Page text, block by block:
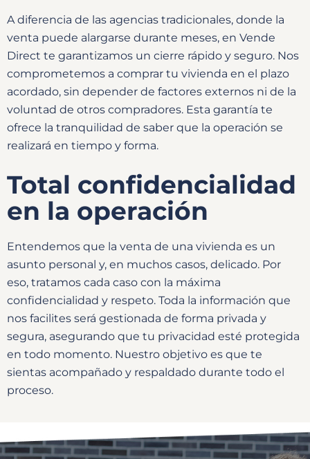
A diferencia de las agencias tradicionales, donde la
venta puede alargarse durante meses, en Vende
Direct te garantizamos un cierre rápido y seguro. Nos
comprometemos a comprar tu vivienda en el plazo
acordado, sin depender de factores externos ni de la
voluntad de otros compradores. Esta garantía te
ofrece la tranquilidad de saber que la operación se
realizará en tiempo y forma.
Total confidencialidad
en la operación
Entendemos que la venta de una vivienda es un
asunto personal y, en muchos casos, delicado. Por
eso, tratamos cada caso con la máxima
confidencialidad y respeto. Toda la información que
nos facilites será gestionada de forma privada y
segura, asegurando que tu privacidad esté protegida
en todo momento. Nuestro objetivo es que te
sientas acompañado y respaldado durante todo el
proceso.